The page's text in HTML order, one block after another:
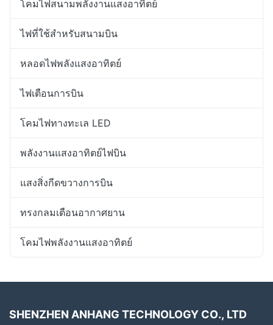
โคมไฟสนามพลังงานแสงอาทิตย์
ไฟที่ใช้สําหรับสนามบิน
หลอดไฟพลังแสงอาทิตย์
ไฟเตือนการบิน
โคมไฟทางทะเล LED
พลังงานแสงอาทิตย์ไฟบิน
แสงสิ่งกีดขวางการบิน
ทรงกลมเตือนอากาศยาน
โคมไฟพลังงานแสงอาทิตย์
SHENZHEN ANHANG TECHNOLOGY CO., LTD